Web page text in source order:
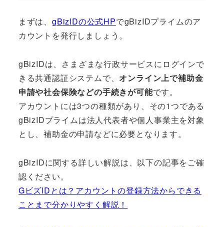
まずは、 gBizIDの公式HPでgBizIDプライムのア
カウントを発行しましょう。
gBizIDは、さまざまな行政サービスにログインで
きる共通認証システムで、 オンライン上で補助金
申請や社会保険などの手続きが可能です。
アカウントには3つの種類があり、その1つである
gBizIDプライムは法人代表者や個人事業主を対象
とし、補助金の申請などに必要となります。
gBizIDに関する詳しい解説は、以下の記事をご確
認ください。
GビズIDとは？アカウントの登録方法からできる
ことまで分かりやすく解説！